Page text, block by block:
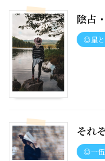
陰占
◎星と
それ
◎一